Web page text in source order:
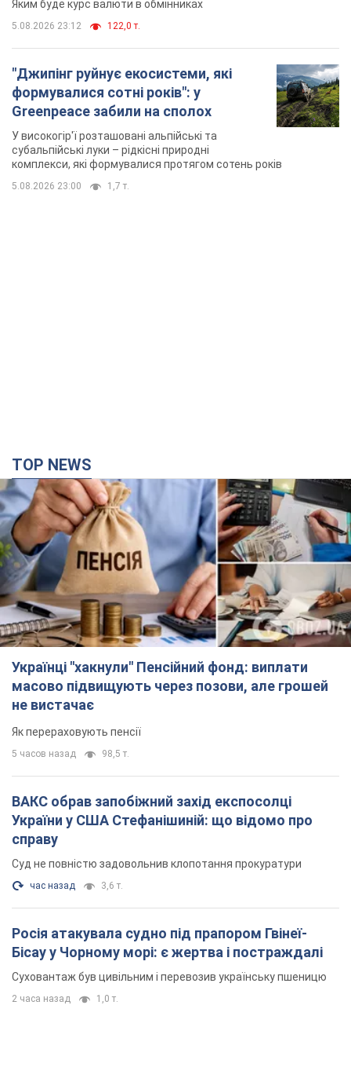
Яким буде курс валюти в обмінниках
5.08.2026 23:12 122,0 т.
"Джипінг руйнує екосистеми, які
формувалися сотні років": у
Greenpeace забили на сполох
У високогір'ї розташовані альпійські та
субальпійські луки – рідкісні природні
комплекси, які формувалися протягом сотень років
5.08.2026 23:00 1,7 т.
TOP NEWS
Українці "хакнули" Пенсійний фонд: виплати
масово підвищують через позови, але грошей
не вистачає
Як перераховують пенсії
5 часов назад 98,5 т.
ВАКС обрав запобіжний захід експосолці
України у США Стефанішиній: що відомо про
справу
Суд не повністю задовольнив клопотання прокуратури
час назад 3,6 т.
Росія атакувала судно під прапором Гвінеї-
Бісау у Чорному морі: є жертва і постраждалі
Суховантаж був цивільним і перевозив українську пшеницю
2 часа назад 1,0 т.